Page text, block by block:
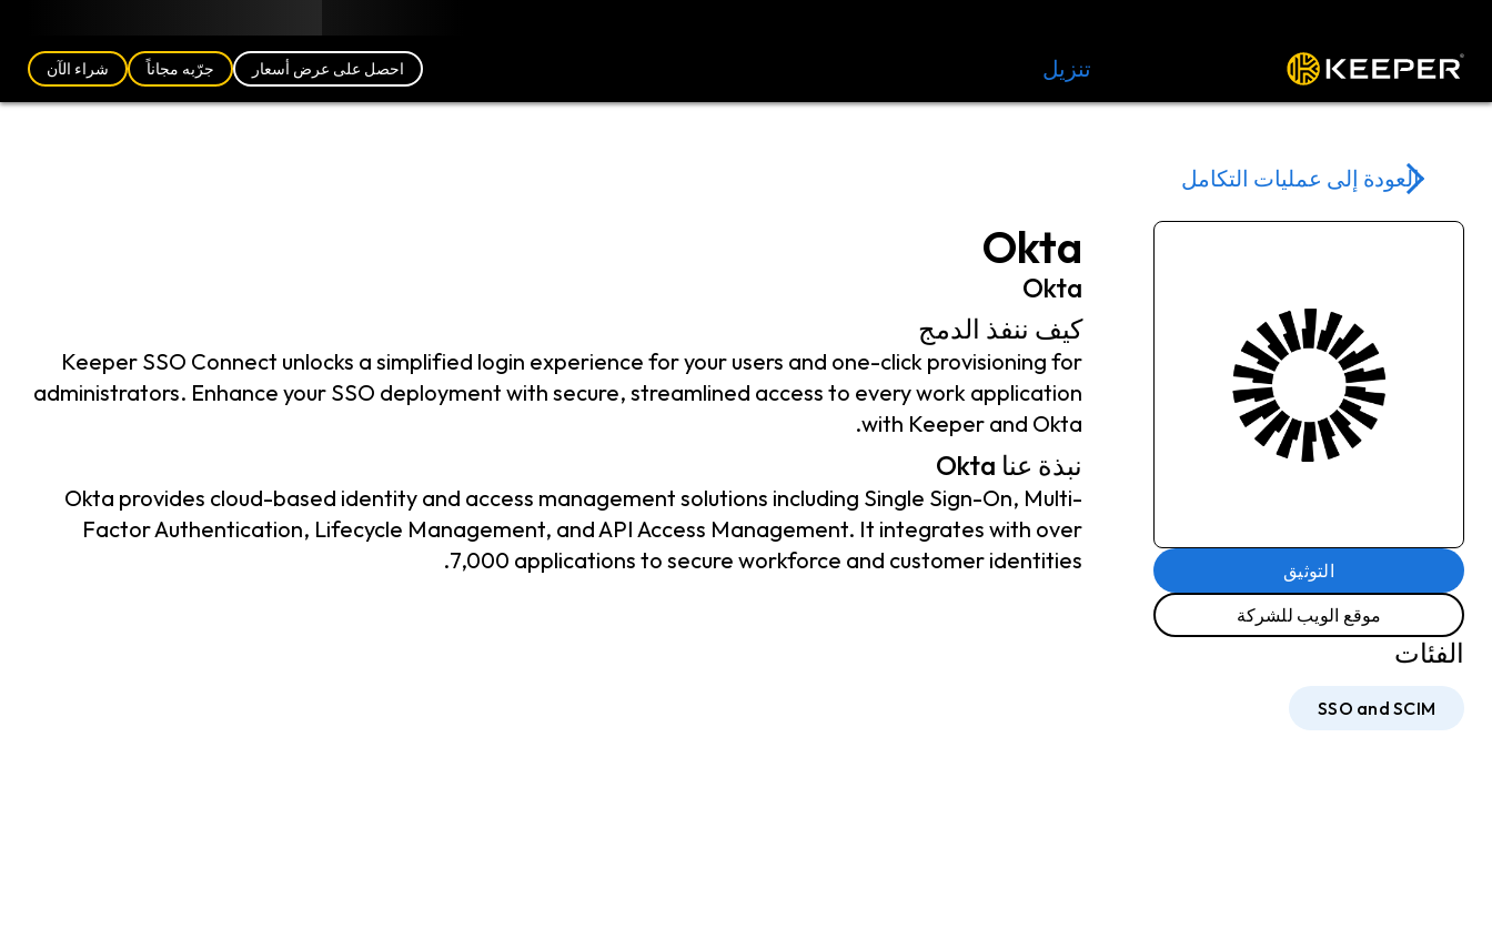
تنزيل احصل على عرض أسعار جرّبه مجاناً شراء الآن
العودة إلى عمليات التكامل
التوثيق
موقع الويب للشركة
الفئات
SSO and SCIM
Okta
Okta
كيف ننفذ الدمج
Keeper SSO Connect unlocks a simplified login experience for your users and one-click provisioning for
administrators. Enhance your SSO deployment with secure, streamlined access to every work application
with Keeper and Okta.
نبذة عنا Okta
Okta provides cloud-based identity and access management solutions including Single Sign-On, Multi-
Factor Authentication, Lifecycle Management, and API Access Management. It integrates with over
7,000 applications to secure workforce and customer identities.